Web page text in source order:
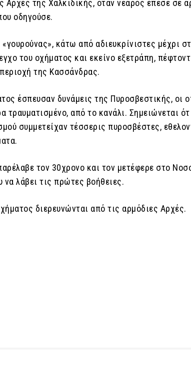
Αρχές της Χαλκιδικής, όταν νεαρός έπεσε σε
οδηγούσε.
κάτω από αδιευκρίνιστες μέχρι
του οχήματος και εκείνο εξετράπη,
της Κασσάνδρας.
έσπευσαν δυνάμεις της Πυροσβεστικής, οι
τραυματισμένο, από το κανάλι. Σημειώνεται
συμμετείχαν τέσσερις πυροσβέστες,
τον 30χρονο και τον μετέφερε στο
να λάβει τις πρώτες βοήθειες.
διερευνώνται από τις αρμόδιες Αρχές.